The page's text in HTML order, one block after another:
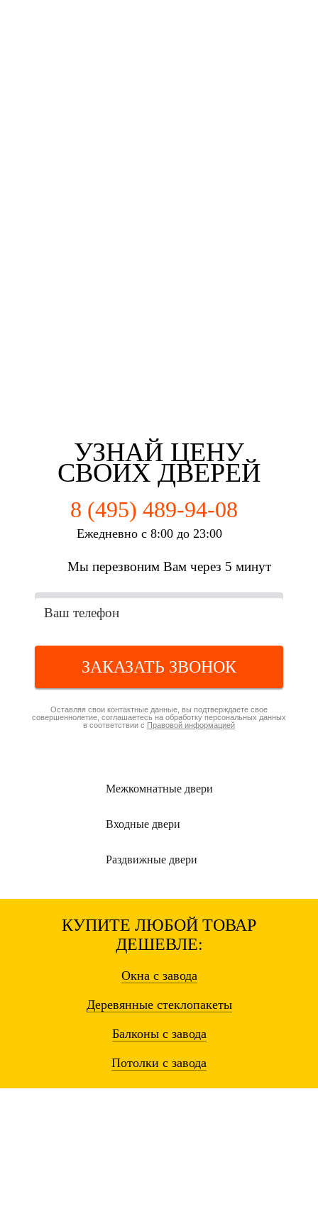
УЗНАЙ ЦЕНУ
СВОИХ ДВЕРЕЙ
8 (495) 489-94-08
Ежедневно с 8:00 до 23:00
Мы перезвоним Вам через 5 минут
ЗАКАЗАТЬ ЗВОНОК
Оставляя свои контактные данные, вы подтверждаете свое
совершеннолетие, соглашаетесь на обработку персональных данных
в соответствии с Правовой информацией
Межкомнатные двери
Входные двери
Раздвижные двери
КУПИТЕ ЛЮБОЙ ТОВАР
ДЕШЕВЛЕ:
Окнас завода
Деревянные стеклопакеты
Балконы с завода
Потолки с завода